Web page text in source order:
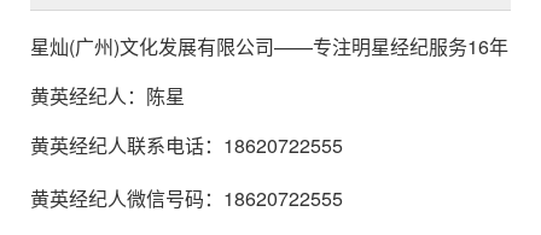
星灿(广州)文化发展有限公司——专注明星经纪服务16年
黄英经纪人： 陈星
黄英经纪人联系电话：18620722555
黄英经纪人微信号码：18620722555